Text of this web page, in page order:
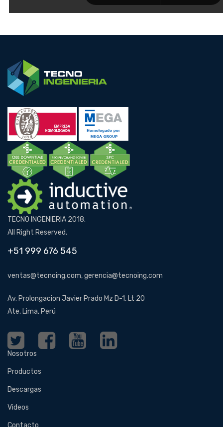
TECNO INGENIERIA 2018.
All Right Reserved.
+51 999 676 545
ventas@tecnoing.com, gerencia@tecnoing.com
Av. Prolongacion Javier Prado Mz D-1, Lt 20
Ate, Lima, Perú
Nosotros
Productos
Descargas
Videos
Contacto